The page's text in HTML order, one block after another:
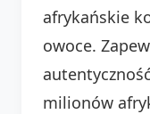
afrykańskie
owoce.
milionów